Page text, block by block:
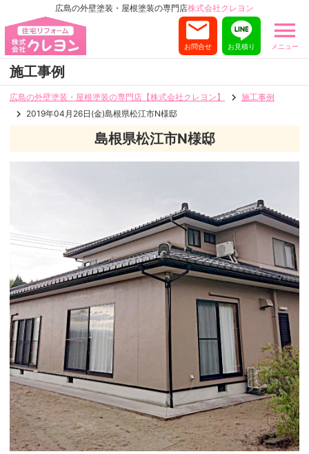
広島の外壁塗装・屋根塗装の専門店株式会社クレヨン
メニュー
お見積り
お問合せ
施工事例
広島の外壁塗装・屋根塗装の専門店【株式会社クレヨン】
施工事例
2019年04月26日(金)島根県松江市N様邸
島根県松江市N様邸